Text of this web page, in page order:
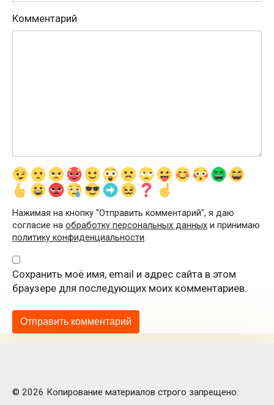
Комментарий
Нажимая на кнопку "Отправить комментарий", я даю
согласие на обработку персональных данных и принимаю
политику конфиденциальности.
Сохранить моё имя, email и адрес сайта в этом
браузере для последующих моих комментариев.
© 2026 Копирование материалов строго запрещено.